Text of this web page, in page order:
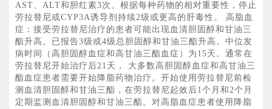
AST、ALT和胆红素3次。根据每种药物的相对重要性，停止
劳拉替尼或CYP3A诱导剂持续2级或更高的肝毒性。 高脂血
症：接受劳拉替尼治疗的患者可能出现血清胆固醇和甘油三
酯升高。已报告3级或4级总胆固醇和甘油三酯升高。中位发
病时间（高胆固醇血症和高甘油三酯血症）为15天。通常在
劳拉替尼开始治疗后21天， 大多数高胆固醇血症和高甘油三
酯血症患者需要开始降脂药物治疗。开始使用劳拉替尼前检
测血清胆固醇和甘油三酯，在劳拉替尼起效后1个月和2个月
定期监测血清胆固醇和甘油三酯。对高脂血症患者使用降脂